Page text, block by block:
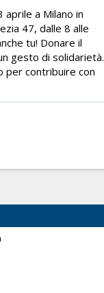
aprile a Milano in
47, dalle 8 alle
tu! Donare il
gesto di solidarietà.
per contribuire con